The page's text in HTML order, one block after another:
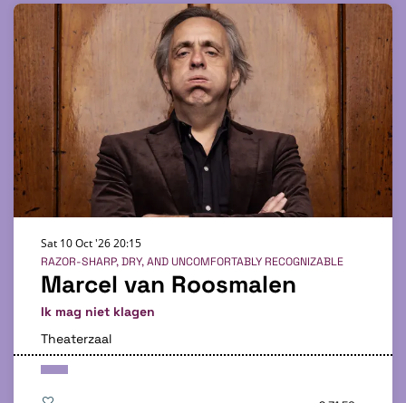
Marcel van Roosmalen
Ik mag niet klagen
RAZOR-SHARP, DRY, AND UNCOMFORTABLY RECOGNIZABLE
Sat 10 Oct '2620:15
Theaterzaal